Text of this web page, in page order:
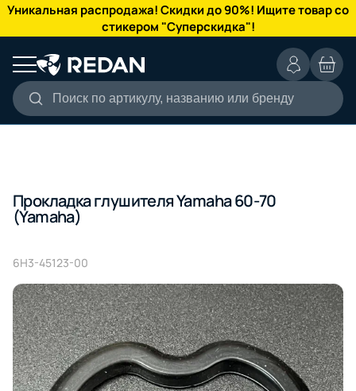
Уникальная распродажа! Скидки до 90%! Ищите товар со
стикером "Суперскидка"!
Поиск по артикулу, названию или бренду
КАТАЛОГ
Прокладка глушителя Yamaha 60-70
(Yamaha)
6H3-45123-00